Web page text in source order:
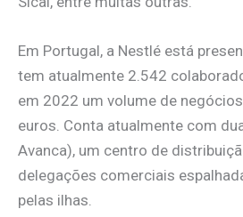
Em Portugal, a Nestlé está
tem atualmente 2.542
em 2022 um volume de
euros. Conta atualmente com
Avanca), um centro de
delegações comerciais
pelas ilhas.